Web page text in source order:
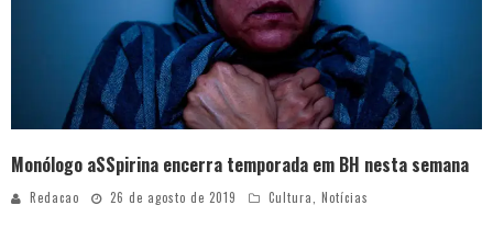
Monólogo aSSpirina encerra temporada em BH nesta semana
Redacao 26 de agosto de 2019 Cultura, Notícias